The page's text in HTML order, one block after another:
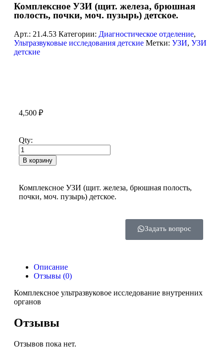
Комплексное УЗИ (щит. железа, брюшная
полость, почки, моч. пузырь) детское.
Арт.: 21.4.53 Категории: Диагностическое отделение,
Ультразвуковые исследования детские Метки: УЗИ, УЗИ
детские
4,500 ₽
Qty:
В корзину
Комплексное УЗИ (щит. железа, брюшная полость,
почки, моч. пузырь) детское.
Задать вопрос
Описание
Отзывы (0)
Комплексное ультразвуковое исследование внутренних
органов
Отзывы
Отзывов пока нет.